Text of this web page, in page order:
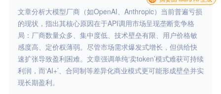
文章分析大模型厂商（如OpenAI、Anthropic）当前普遍亏损
的现状，指出其核心原因在于API调用市场呈现垄断竞争格
局：厂商数量众多、集中度低、技术壁垒有限、用户价格敏
感度高、定价权薄弱。尽管市场需求爆发式增长，但供给快
速扩张导致盈利困难。文章强调单纯‘卖token’模式难获可持续
利润，而‘AI+’、合同制等差异化商业模式更可能形成壁垒并实
现长期盈利。